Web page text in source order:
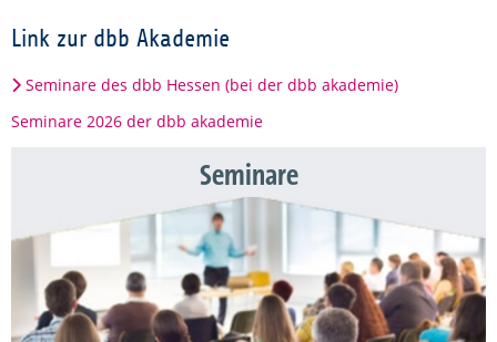
Link zur dbb Akademie
Seminare des dbb Hessen (bei der dbb akademie)
Seminare 2026 der dbb akademie
Seminare